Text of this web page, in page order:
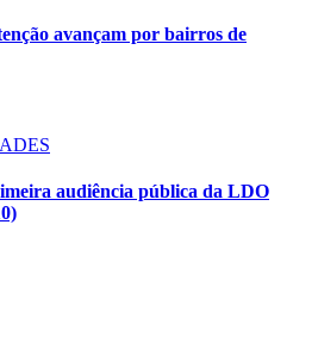
avançam por bairros de
audiência pública da LDO